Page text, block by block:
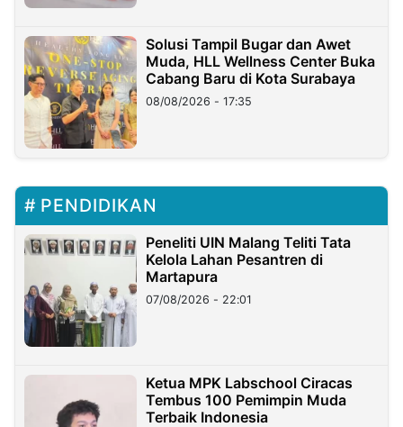
Solusi Tampil Bugar dan Awet
Muda, HLL Wellness Center Buka
Cabang Baru di Kota Surabaya
08/08/2026 - 17:35
PENDIDIKAN
Peneliti UIN Malang Teliti Tata
Kelola Lahan Pesantren di
Martapura
07/08/2026 - 22:01
Ketua MPK Labschool Ciracas
Tembus 100 Pemimpin Muda
Terbaik Indonesia